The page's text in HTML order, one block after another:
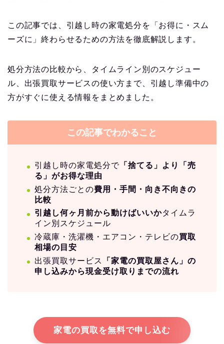
この記事では、引越し時の家電処分を「お得に・スム
ーズに」終わらせるための方法を徹底解説します。
処分方法の比較から、タイムライン別のスケジュー
ル、出張買取サービスの使い方まで、引越し準備中の
方がすぐに使える情報をまとめました。
この記事でわかること
引越し時の家電処分で 「捨てる」より「売
る」がお得な理由
処分方法ごとの費用・手間・向き不向きの
比較
引越し何ヶ月前から動けばいいかタイムラ
イン別スケジュール
冷蔵庫・洗濯機・エアコン・テレビの買取
相場の目安
出張買取サービス
「家電の買取屋さん」の
申し込みから現金受け取りまでの流れ
家電の買取を無料で申し込む